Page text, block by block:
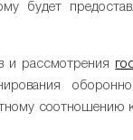
будет
и рассмотрения